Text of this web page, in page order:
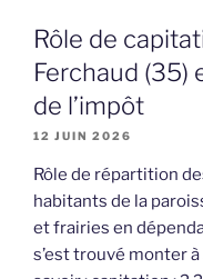
Rôle de
Ferchaud (35)
de l’impôt
12 JUIN 2026
Rôle de répartition
habitants de la
et frairies en
s’est trouvé monter